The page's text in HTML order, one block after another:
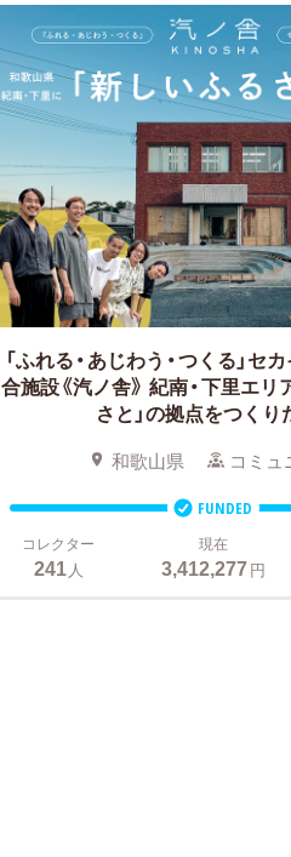
「ふれる・あじわう・つくる」セ
合施設《汽ノ舎》 紀南・下里エリ
さと」の拠点をつくり
和歌山県 コミュ
FUNDED
コレクター
241人
現在
3,412,277円